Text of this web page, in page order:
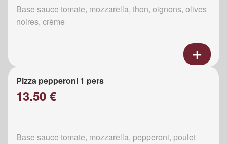
Base sauce tomate, mozzarella, thon, oignons, olives
noires, crème
Pizza pepperoni 1 pers
13.50 €
Base sauce tomate, mozzarella, pepperoni, poulet